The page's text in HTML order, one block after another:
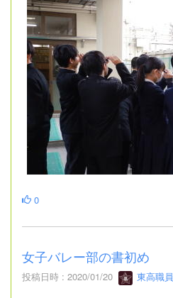
0
女子バレー部の書初め
投稿日時 : 2020/01/20 東高職員